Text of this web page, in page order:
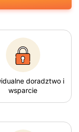
doradztwo i
wsparcie